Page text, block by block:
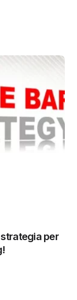
per